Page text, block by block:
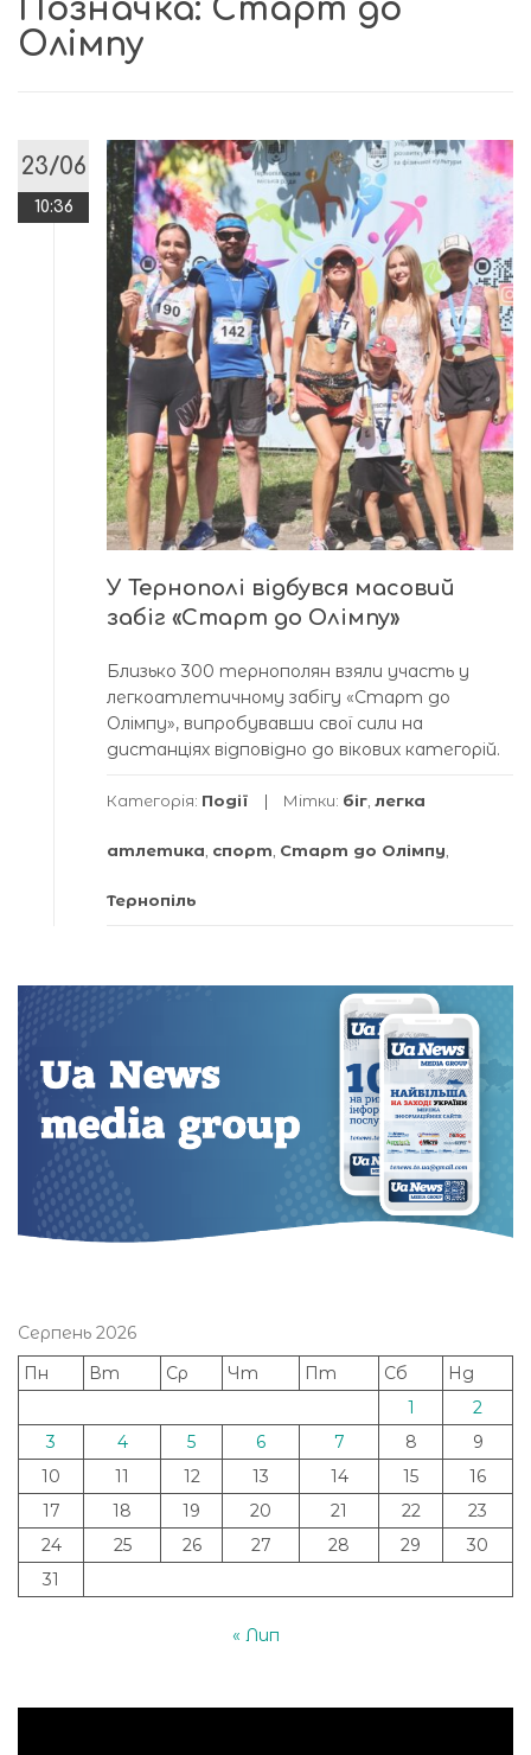
Позначка: Старт до
Олімпу
23/06
10:36
У Тернополі відбувся масовий
забіг «Старт до Олімпу»
Близько 300 тернополян взяли участь у
легкоатлетичному забігу «Старт до
Олімпу», випробувавши свої сили на
дистанціях відповідно до вікових категорій.
Категорія: Події Мітки: біг, легка
атлетика, спорт, Старт до Олімпу,
Тернопіль
Серпень 2026
Пн
Вт Ср Чт Пт Сб
Нд
1
2
3
4 5 6 7 8
9
10
11 12 13 14 15
16
17
18 19 20 21 22
23
24
25 26 27 28 29
30
31
« Лип